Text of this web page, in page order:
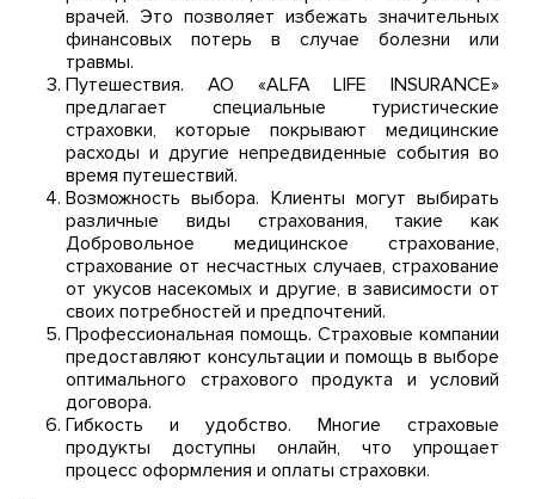
врачей. Это позволяет избежать значительных
финансовых потерь в случае болезни или
травмы.
Путешествия. AO «ALFA LIFE INSURANCE»
предлагает специальные туристические
страховки, которые покрывают медицинские
расходы и другие непредвиденные события во
время путешествий.
Возможность выбора. Клиенты могут выбирать
различные виды страхования, такие как
Добровольное медицинское страхование,
страхование от несчастных случаев, страхование
от укусов насекомых и другие, в зависимости от
своих потребностей и предпочтений.
Профессиональная помощь. Страховые компании
предоставляют консультации и помощь в выборе
оптимального страхового продукта и условий
договора.
Гибкость и удобство. Многие страховые
продукты доступны онлайн, что упрощает
процесс оформления и оплаты страховки.